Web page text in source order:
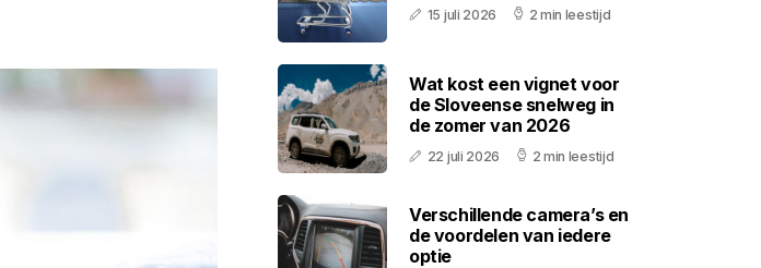
15 juli 2026 2 min leestijd
Wat kost een vignet voor
de Sloveense snelweg in
de zomer van 2026
22 juli 2026 2 min leestijd
Verschillende camera’s en
de voordelen van iedere
optie